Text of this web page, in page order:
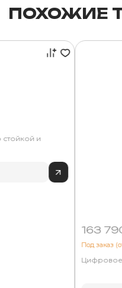
ПОХОЖИЕ
стойкой и
163
Под заказ
Цифровое